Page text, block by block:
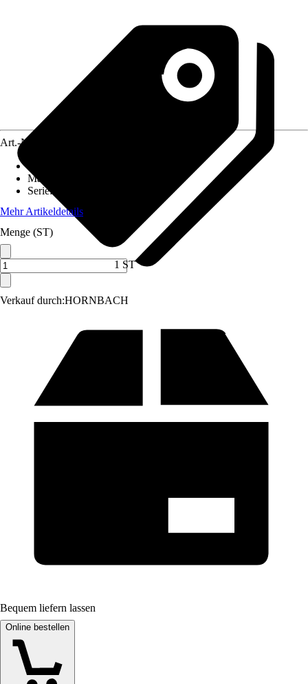
Verkauf durch:HORNBACH
Art.-Nr.
Material
Serie:
Mehr Artikeldetails
Menge (ST)
1 ST
Bequem liefern lassen
Online bestellen